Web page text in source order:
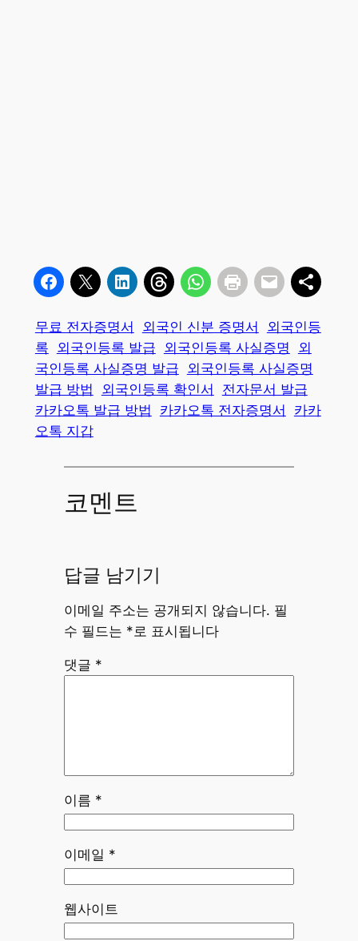
무료 전자증명서 외국인 신분 증명서
외국인등
록 외국인등록 발급 외국인등록 사실증명
외
국인등록 사실증명 발급 외국인등록 사실증명
발급 방법
외국인등록 확인서
전자문서 발급
카카오톡 발급 방법
카카오톡 전자증명서
카카
오톡 지갑
코멘트
답글 남기기
이메일 주소는 공개되지 않습니다. 필
수 필드는 * 로 표시됩니다
댓글 *
이름 *
이메일 *
웹사이트